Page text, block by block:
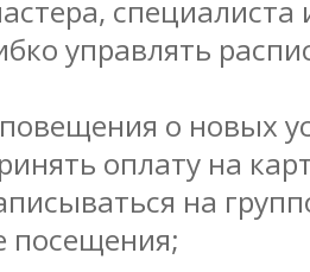
управлять
о новых
оплату на
на
посещения;